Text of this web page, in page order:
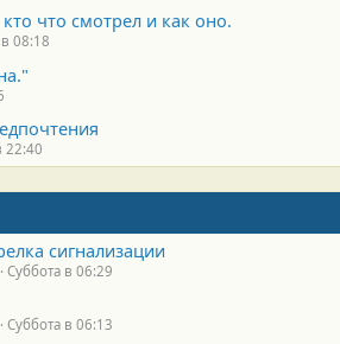
что смотрел и как оно.
08:18
22:40
сигнализации
Суббота в 06:29
Суббота в 06:13